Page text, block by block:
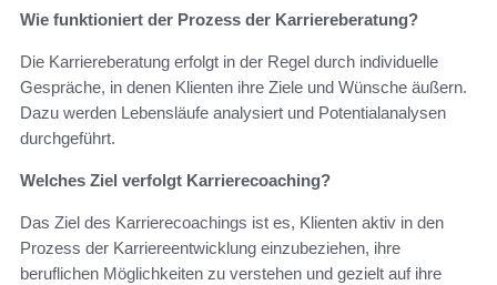
Wie funktioniert der Prozess der Karriereberatung?
Die Karriereberatung erfolgt in der Regel durch individuelle
Gespräche, in denen Klienten ihre Ziele und Wünsche äußern.
Dazu werden Lebensläufe analysiert und Potentialanalysen
durchgeführt.
Welches Ziel verfolgt Karrierecoaching?
Das Ziel des Karrierecoachings ist es, Klienten aktiv in den
Prozess der Karriereentwicklung einzubeziehen, ihre
beruflichen Möglichkeiten zu verstehen und gezielt auf ihre